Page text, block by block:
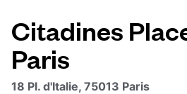
Citadines
Paris
18 Pl. d'Italie, 75013 Paris